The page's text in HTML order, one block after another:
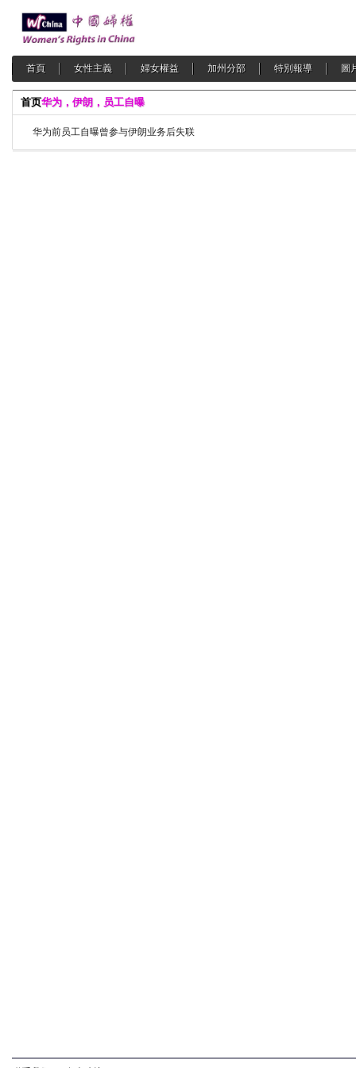
首頁 女性主義 婦女權益 加州分部 特別報導 圖
首页华为，伊朗，员工自曝
华为前员工自曝曾参与伊朗业务后失联